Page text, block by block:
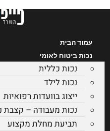
דלג
עמוד הבית
נכות ביטוח לאומי
נכות כללית
נכות לילד
ייצוג בוועדות רפואיות
נכות מעבודה – קצבת
תביעת מחלת מקצוע